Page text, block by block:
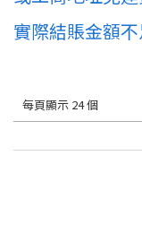
實際結賬金額
每頁顯示 24 個